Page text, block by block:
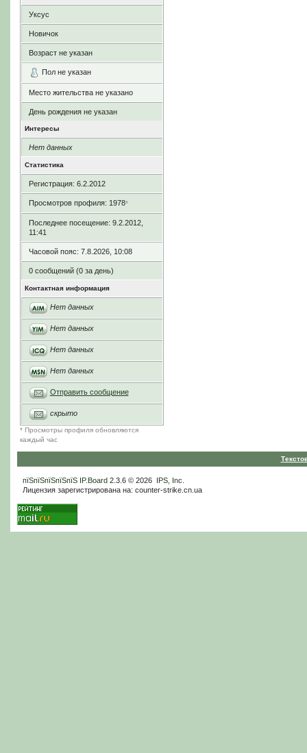
Уксус
Новичок
Возраст не указан
Пол не указан
Место жительства не указано
День рождения не указан
Интересы
Нет данных
Статистика
Регистрация: 6.2.2012
Просмотров профиля: 1978*
Последнее посещение: 9.2.2012,
11:41
Часовой пояс: 7.8.2026, 10:08
0 сообщений (0 за день)
Контактная информация
Нет данных
Нет данных
Нет данных
Нет данных
Отправить сообщение
скрыто
* Просмотры профиля обновляются
каждый час
пїЅпїЅпїЅпїЅпїЅ IP.Board2.3.6 © 2026 IPS, Inc
Лицензия зарегистрирована на: counter-strike.cn.ua